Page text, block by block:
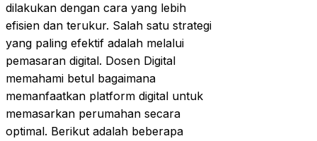
dilakukan dengan cara yang lebih
efisien dan terukur. Salah satu strategi
yang paling efektif adalah melalui
pemasaran digital. Dosen Digital
memahami betul bagaimana
memanfaatkan platform digital untuk
memasarkan perumahan secara
optimal. Berikut adalah beberapa